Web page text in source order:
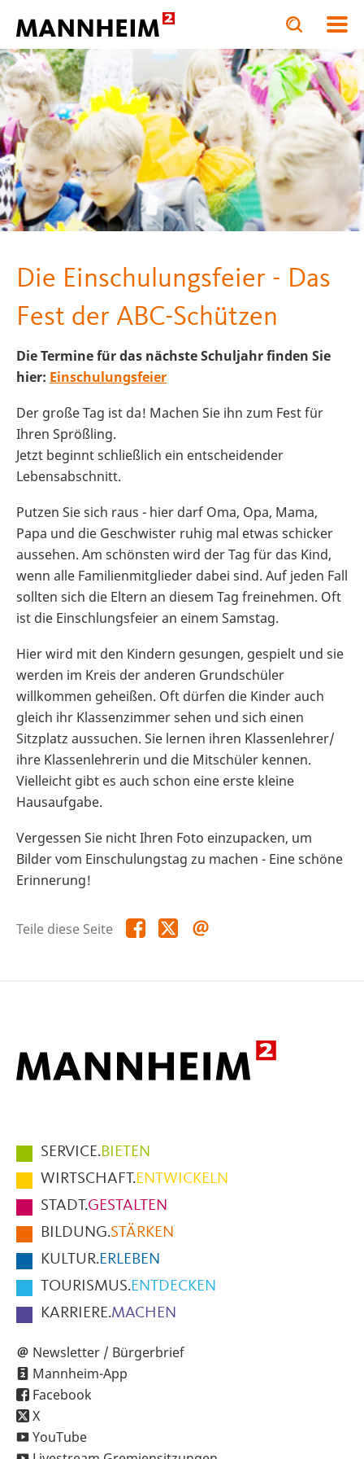
Toggle
search
input
form
Toggle
search
input
Die Einschulungsfeier - Das
Fest der ABC-Schützen
Die Termine für das nächste Schuljahr finden Sie
hier: Einschulungsfeier
Der große Tag ist da! Machen Sie ihn zum Fest für
Ihren Sprößling.
Jetzt beginnt schließlich ein entscheidender
Lebensabschnitt.
Putzen Sie sich raus - hier darf Oma, Opa, Mama,
Papa und die Geschwister ruhig mal etwas schicker
aussehen. Am schönsten wird der Tag für das Kind,
wenn alle Familienmitglieder dabei sind. Auf jeden Fall
sollten sich die Eltern an diesem Tag freinehmen. Oft
ist die Einschlungsfeier an einem Samstag.
Hier wird mit den Kindern gesungen, gespielt und sie
werden im Kreis der anderen Grundschüler
willkommen geheißen. Oft dürfen die Kinder auch
gleich ihr Klassenzimmer sehen und sich einen
Sitzplatz aussuchen. Sie lernen ihren Klassenlehrer/
ihre Klassenlehrerin und die Mitschüler kennen.
Vielleicht gibt es auch schon eine erste kleine
Hausaufgabe.
Vergessen Sie nicht Ihren Foto einzupacken, um
Bilder vom Einschulungstag zu machen - Eine schöne
Erinnerung!
Teile diese Seite Teile
diese
Teile
diese
Hauptmenüpunkte
im
Fußbereich
der
Seite
SERVICE.BIETEN
WIRTSCHAFT.ENTWICKELN
STADT.GESTALTEN
BILDUNG.STÄRKEN
KULTUR.ERLEBEN
TOURISMUS.ENTDECKEN
KARRIERE.MACHEN
Newsletter / Bürgerbrief
Mannheim-App
Facebook
X
YouTube